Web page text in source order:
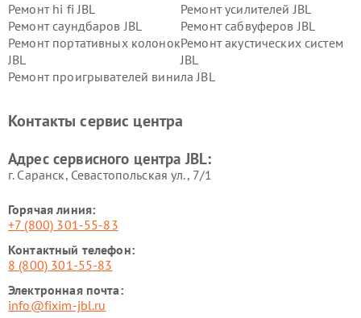
Ремонт hi fi JBL
Ремонт усилителей JBL
Ремонт саундбаров JBL
Ремонт сабвуферов JBL
Ремонт портативных колонок
JBL
Ремонт акустических систем
JBL
Ремонт проигрывателей винила JBL
Контакты сервис центра
Адрес сервисного центра JBL:
г. Саранск, Севастопольская ул., 7/1
Горячая линия:
+7 (800) 301-55-83
Контактный телефон:
8 (800) 301-55-83
Электронная почта:
info@fixim-jbl.ru